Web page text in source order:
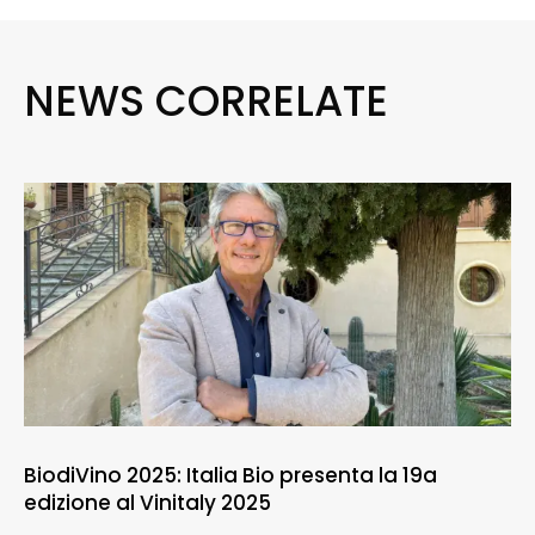
NEWS CORRELATE
BiodiVino 2025: Italia Bio presenta la 19a
edizione al Vinitaly 2025